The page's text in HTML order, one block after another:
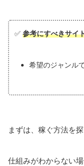
✅ 参考にすべきサイ
希望のジャンル
まずは、稼ぐ方法を
仕組みがわからない